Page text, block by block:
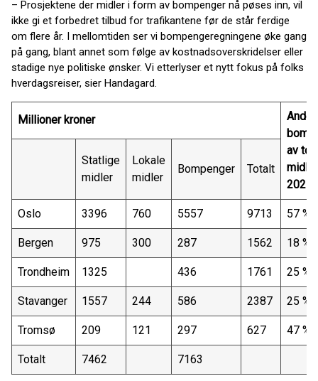
– Prosjektene der midler i form av bompenger nå pøses inn, vil
ikke gi et forbedret tilbud for trafikantene før de står ferdige
om flere år. I mellomtiden ser vi bompengeregningene øke gang
på gang, blant annet som følge av kostnadsoverskridelser eller
stadige nye politiske ønsker. Vi etterlyser et nytt fokus på folks
hverdagsreiser, sier Handagard.
Millioner kroner
Andel
av
midler
2025
Statlige
midler
Lokale
midler
Bompenger Totalt
Oslo 3396 760 5557 9713 57 %
Bergen 975 300 287 1562 18 %
Trondheim 1325 436 1761 25 %
Stavanger 1557 244 586 2387 25 %
Tromsø 209 121 297 627 47 %
Totalt 7462 7163